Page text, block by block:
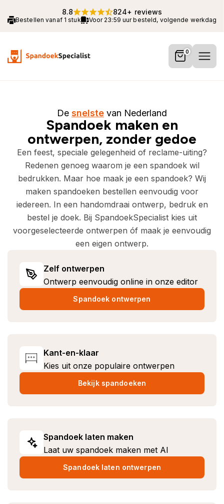
Bestellen vanaf 1 stuk Voor 23:59 uur besteld, volgende werkdag
8.8 824+ reviews
0
De snelste van Nederland
Spandoek maken en
ontwerpen, zonder gedoe
Een feest, speciale gelegenheid of reclame-uiting?
Redenen genoeg waarom je een spandoek wil
bedrukken. Maar hoe maak je een spandoek? Wij
maken spandoeken bestellen eenvoudig voor
iedereen. In een handomdraai ontwerp, bedruk en
bestel je doek. Bij SpandoekSpecialist kies uit
voorgeselecteerde ontwerpen óf maak je eenvoudig
een eigen ontwerp.
Zelf ontwerpen
Ontwerp eenvoudig online in onze editor
Spandoek ontwerpen
Kant-en-klaar
Kies uit onze populaire ontwerpen
Bekijk spandoeken
Spandoek laten maken
Laat uw spandoek maken met AI
Spandoek laten ontwerpen